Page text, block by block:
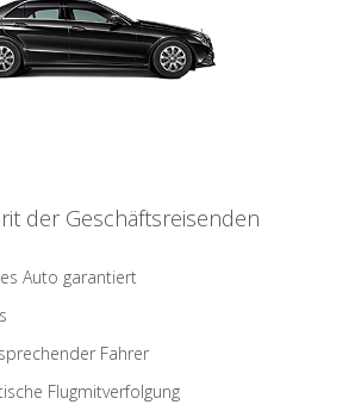
der Geschäftsreisenden
Auto garantiert
Fahrer
Flugmitverfolgung